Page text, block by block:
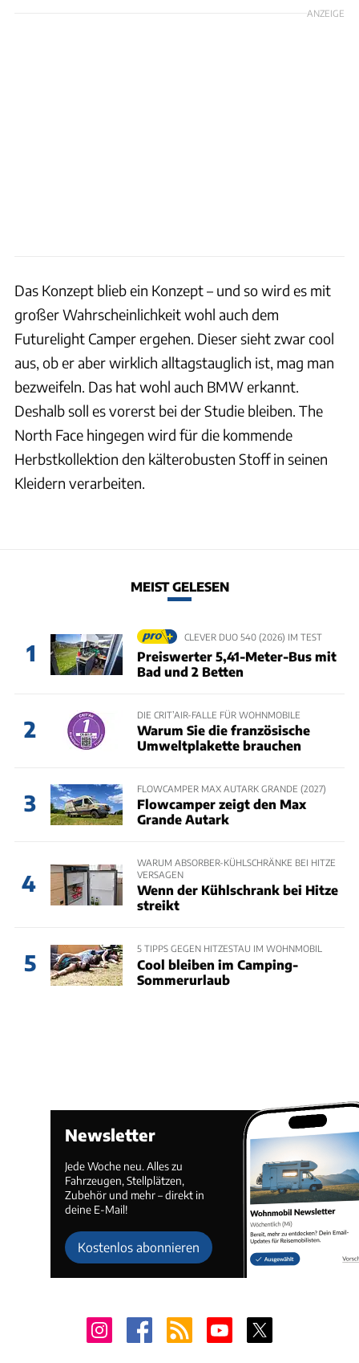
ANZEIGE
Das Konzept blieb ein Konzept – und so wird es mit
großer Wahrscheinlichkeit wohl auch dem
Futurelight Camper ergehen. Dieser sieht zwar cool
aus, ob er aber wirklich alltagstauglich ist, mag man
bezweifeln. Das hat wohl auch BMW erkannt.
Deshalb soll es vorerst bei der Studie bleiben. The
North Face hingegen wird für die kommende
Herbstkollektion den kälterobusten Stoff in seinen
Kleidern verarbeiten.
MEIST GELESEN
1
CLEVER DUO 540 (2026) IM TEST
Preiswerter 5,41-Meter-Bus mit
Bad und 2 Betten
2
DIE CRIT’AIR-FALLE FÜR WOHNMOBILE
Warum Sie die französische
Umweltplakette brauchen
3
FLOWCAMPER MAX AUTARK GRANDE (2027)
Flowcamper zeigt den Max
Grande Autark
4
WARUM ABSORBER-KÜHLSCHRÄNKE BEI HITZE
VERSAGEN
Wenn der Kühlschrank bei Hitze
streikt
5
5 TIPPS GEGEN HITZESTAU IM WOHNMOBIL
Cool bleiben im Camping-
Sommerurlaub
Newsletter
Jede Woche neu. Alles zu
Fahrzeugen, Stellplätzen,
Zubehör und mehr – direkt in
deine E-Mail!
Kostenlos abonnieren